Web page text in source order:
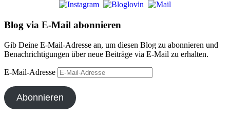
Blog via E-Mail abonnieren
Gib Deine E-Mail-Adresse an, um diesen Blog zu abonnieren und
Benachrichtigungen über neue Beiträge via E-Mail zu erhalten.
E-Mail-Adresse
Abonnieren